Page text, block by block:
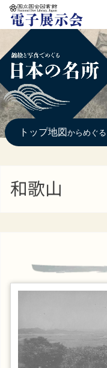
本文へ移動
トップ地図 からめぐる
和歌山